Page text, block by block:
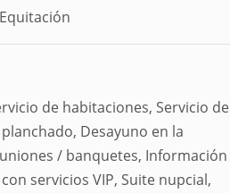
de habitaciones, Servicio de
Desayuno en la
/ banquetes, Información
servicios VIP, Suite nupcial,